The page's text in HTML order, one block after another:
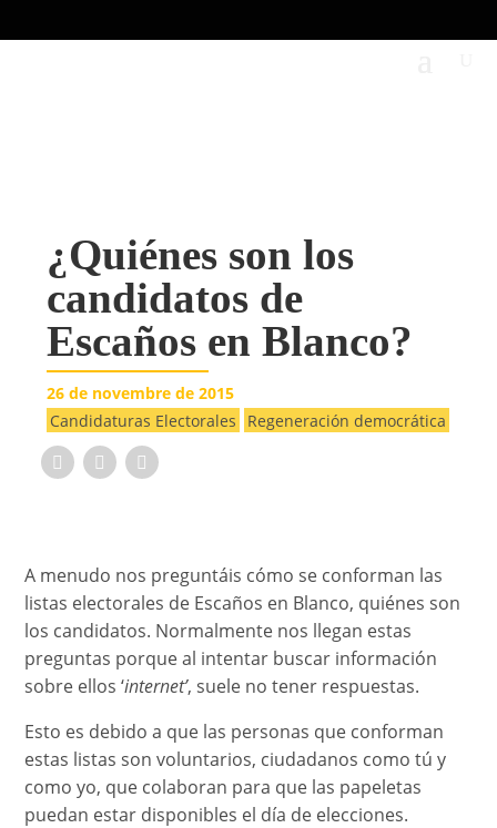
¿Quiénes son los
candidatos de
Escaños en Blanco?
26 de novembre de 2015
Candidaturas Electorales
Regeneración democrática
A menudo nos preguntáis cómo se conforman las
listas electorales de Escaños en Blanco, quiénes son
los candidatos. Normalmente nos llegan estas
preguntas porque al intentar buscar información
sobre ellos ‘internet’, suele no tener respuestas.
Esto es debido a que las personas que conforman
estas listas son voluntarios, ciudadanos como tú y
como yo, que colaboran para que las papeletas
puedan estar disponibles el día de elecciones.